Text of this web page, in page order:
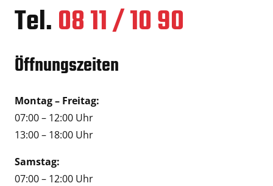
Tel.08 11 / 10 90
Öffnungszeiten
Montag – Freitag:
07:00 – 12:00 Uhr
13:00 – 18:00 Uhr
Samstag:
07:00 – 12:00 Uhr